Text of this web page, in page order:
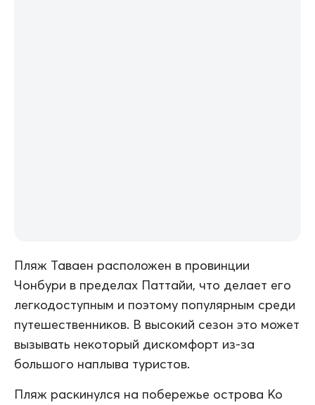
Пляж Таваен расположен в провинции
Чонбури в пределах Паттайи, что делает его
легкодоступным и поэтому популярным среди
путешественников. В высокий сезон это может
вызывать некоторый дискомфорт из-за
большого наплыва туристов.
Пляж раскинулся на побережье острова Ко